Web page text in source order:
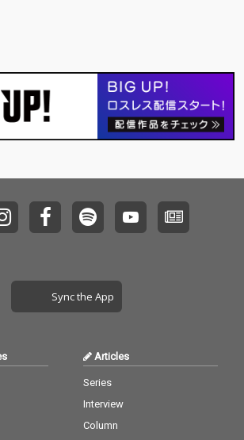
Sync the App
Articles
Series
Interview
Column